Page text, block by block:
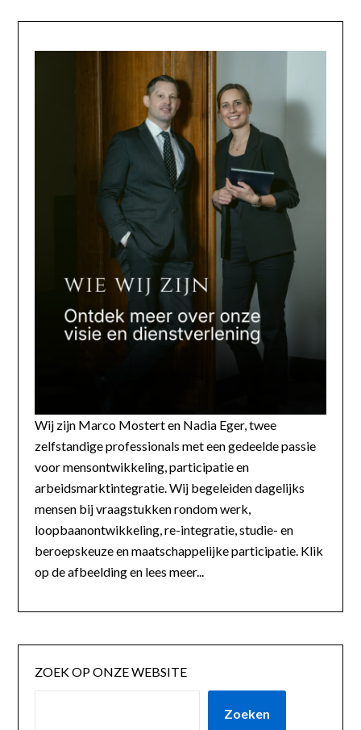
Wij zijn Marco Mostert en Nadia Eger, twee
zelfstandige professionals met een gedeelde passie
voor mensontwikkeling, participatie en
arbeidsmarktintegratie. Wij begeleiden dagelijks
mensen bij vraagstukken rondom werk,
loopbaanontwikkeling, re-integratie, studie- en
beroepskeuze en maatschappelijke participatie. Klik
op de afbeelding en lees meer...
ZOEK OP ONZE WEBSITE
Zoeken